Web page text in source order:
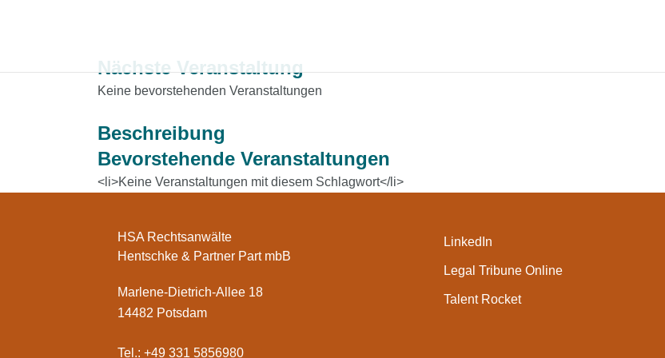
Nächste Veranstaltung
Keine bevorstehenden Veranstaltungen
Beschreibung
Bevorstehende Veranstaltungen
<li>Keine Veranstaltungen mit diesem Schlagwort</li>
HSA Rechtsanwälte
Hentschke & Partner Part mbB
Marlene-Dietrich-Allee 18
14482 Potsdam
Tel.: +49 331 5856980
LinkedIn
Legal Tribune Online
Talent Rocket